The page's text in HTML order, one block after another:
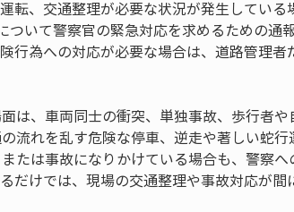
転、交通整理が必要な状況が発生してい
ついて警察官の緊急対応を求めるための通
行為への対応が必要な場合は、道路管理
は、車両同士の衝突、単独事故、歩行者
流れを乱す危険な停車、逆走や著しい蛇
たは事故になりかけている場合も、警察
だけでは、現場の交通整理や事故対応が